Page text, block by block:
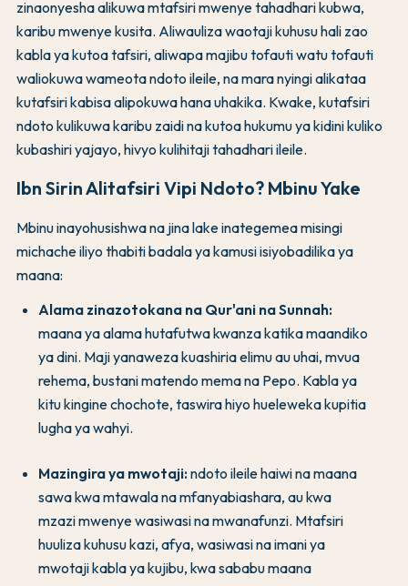
zinaonyesha alikuwa mtafsiri mwenye tahadhari kubwa,
karibu mwenye kusita. Aliwauliza waotaji kuhusu hali zao
kabla ya kutoa tafsiri, aliwapa majibu tofauti watu tofauti
waliokuwa wameota ndoto ileile, na mara nyingi alikataa
kutafsiri kabisa alipokuwa hana uhakika. Kwake, kutafsiri
ndoto kulikuwa karibu zaidi na kutoa hukumu ya kidini kuliko
kubashiri yajayo, hivyo kulihitaji tahadhari ileile.
Ibn Sirin Alitafsiri Vipi Ndoto? Mbinu Yake
Mbinu inayohusishwa na jina lake inategemea misingi
michache iliyo thabiti badala ya kamusi isiyobadilika ya
maana:
Alama zinazotokana na Qur'ani na Sunnah:
maana ya alama hutafutwa kwanza katika maandiko
ya dini. Maji yanaweza kuashiria elimu au uhai, mvua
rehema, bustani matendo mema na Pepo. Kabla ya
kitu kingine chochote, taswira hiyo hueleweka kupitia
lugha ya wahyi.
Mazingira ya mwotaji:ndoto ileile haiwi na maana
sawa kwa mtawala na mfanyabiashara, au kwa
mzazi mwenye wasiwasi na mwanafunzi. Mtafsiri
huuliza kuhusu kazi, afya, wasiwasi na imani ya
mwotaji kabla ya kujibu, kwa sababu maana